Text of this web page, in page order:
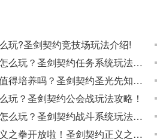
玩?圣剑契约竞技场玩法介绍!
圣剑契约任务系统怎么玩？圣剑契约任务系统玩法攻略！
圣剑契约圣光先知值得培养吗？圣剑契约圣光先知技能加点怎么加？
玩？圣剑契约公会战玩法攻略！
圣剑契约战斗系统怎么玩？圣剑契约战斗系统玩法攻略！
圣剑契约新英雄正义之拳开放啦！圣剑契约正义之拳技能加点攻略！